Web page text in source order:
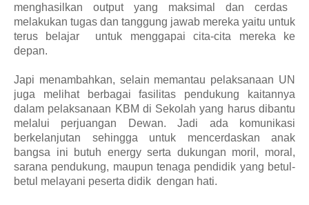
menghasilkan output yang maksimal dan cerdas
melakukan tugas dan tanggung jawab mereka yaitu untuk
terus belajar
untuk menggapai cita-cita mereka ke
depan.
Japi menambahkan, selain memantau pelaksanaan UN
juga melihat berbagai fasilitas pendukung kaitannya
dalam pelaksanaan KBM di Sekolah yang harus dibantu
melalui perjuangan Dewan. Jadi ada komunikasi
berkelanjutan sehingga untuk mencerdaskan anak
bangsa ini butuh energy serta dukungan moril,
moral,
sarana pendukung, maupun tenaga pendidik yang betul-
betul melayani peserta didik dengan hati.